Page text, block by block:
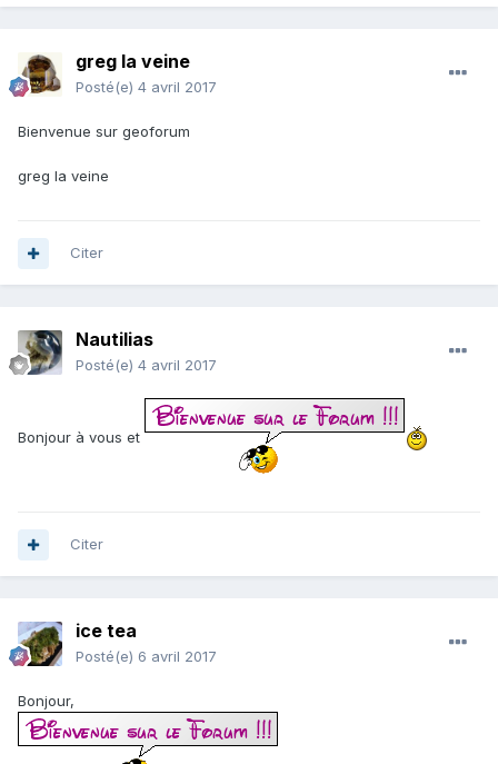
greg la veine
Posté(e) 4 avril 2017
Bienvenue sur geoforum
greg la veine
Citer
Nautilias
Posté(e) 4 avril 2017
Bonjour à vous et
Citer
ice tea
Posté(e) 6 avril 2017
Bonjour,